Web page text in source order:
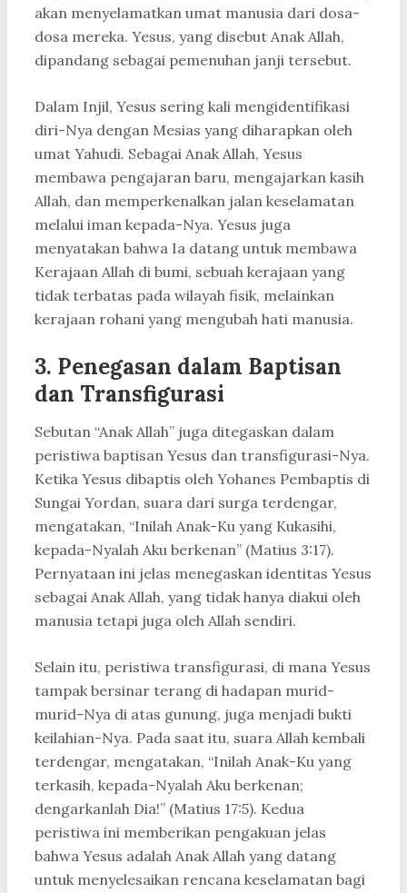
akan menyelamatkan umat manusia dari dosa-
dosa mereka. Yesus, yang disebut Anak Allah,
dipandang sebagai pemenuhan janji tersebut.
Dalam Injil, Yesus sering kali mengidentifikasi
diri-Nya dengan Mesias yang diharapkan oleh
umat Yahudi. Sebagai Anak Allah, Yesus
membawa pengajaran baru, mengajarkan kasih
Allah, dan memperkenalkan jalan keselamatan
melalui iman kepada-Nya. Yesus juga
menyatakan bahwa Ia datang untuk membawa
Kerajaan Allah di bumi, sebuah kerajaan yang
tidak terbatas pada wilayah fisik, melainkan
kerajaan rohani yang mengubah hati manusia.
3. Penegasan dalam Baptisan
dan Transfigurasi
Sebutan “Anak Allah” juga ditegaskan dalam
peristiwa baptisan Yesus dan transfigurasi-Nya.
Ketika Yesus dibaptis oleh Yohanes Pembaptis di
Sungai Yordan, suara dari surga terdengar,
mengatakan, “Inilah Anak-Ku yang Kukasihi,
kepada-Nyalah Aku berkenan” (Matius 3:17).
Pernyataan ini jelas menegaskan identitas Yesus
sebagai Anak Allah, yang tidak hanya diakui oleh
manusia tetapi juga oleh Allah sendiri.
Selain itu, peristiwa transfigurasi, di mana Yesus
tampak bersinar terang di hadapan murid-
murid-Nya di atas gunung, juga menjadi bukti
keilahian-Nya. Pada saat itu, suara Allah kembali
terdengar, mengatakan, “Inilah Anak-Ku yang
terkasih, kepada-Nyalah Aku berkenan;
dengarkanlah Dia!” (Matius 17:5). Kedua
peristiwa ini memberikan pengakuan jelas
bahwa Yesus adalah Anak Allah yang datang
untuk menyelesaikan rencana keselamatan bagi